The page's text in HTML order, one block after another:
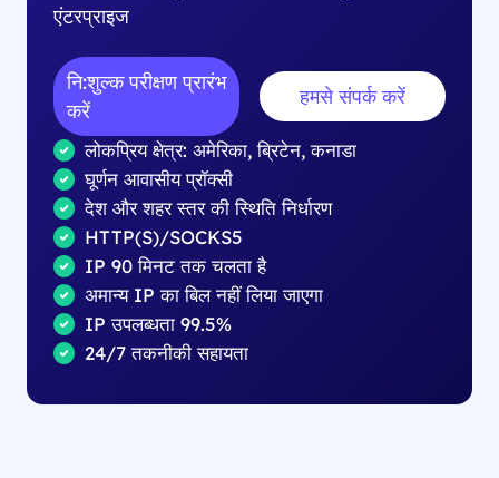
एंटरप्राइज
नि:शुल्क परीक्षण प्रारंभ
करें
हमसे संपर्क करें
लोकप्रिय क्षेत्र: अमेरिका, ब्रिटेन, कनाडा
घूर्णन आवासीय प्रॉक्सी
देश और शहर स्तर की स्थिति निर्धारण
HTTP(S)/SOCKS5
IP 90 मिनट तक चलता है
अमान्य IP का बिल नहीं लिया जाएगा
IP उपलब्धता 99.5%
24/7 तकनीकी सहायता